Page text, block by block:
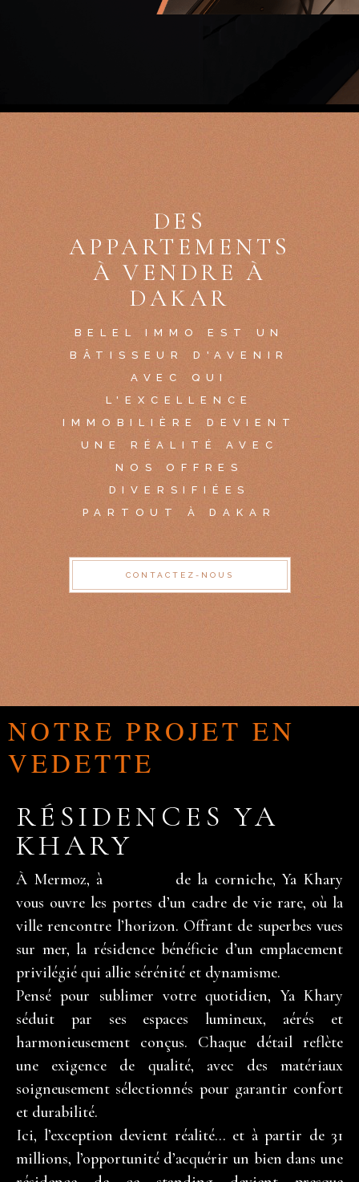
DES
APPARTEMENTS
À VENDRE À
DAKAR
BELEL IMMO EST UN
BÂTISSEUR D'AVENIR
AVEC QUI
L'EXCELLENCE
IMMOBILIÈRE DEVIENT
UNE RÉALITÉ AVEC
NOS OFFRES
DIVERSIFIÉES
PARTOUT À DAKAR
CONTACTEZ-NOUS
NOTRE PROJET EN
VEDETTE
RÉSIDENCES YA
KHARY
À Mermoz, à
de la corniche, Ya Khary
vous ouvre les portes d’un cadre de vie rare, où la
ville rencontre l’horizon. Offrant de superbes vues
sur mer, la résidence bénéficie d’un emplacement
privilégié qui allie sérénité et dynamisme.
Pensé pour sublimer votre quotidien, Ya Khary
séduit par ses espaces lumineux, aérés et
harmonieusement conçus. Chaque détail reflète
une exigence de qualité, avec des matériaux
soigneusement sélectionnés pour garantir confort
et durabilité.
Ici, l’exception devient réalité… et à partir de 31
millions, l’opportunité d’acquérir un bien dans une